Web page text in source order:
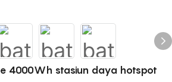
4000Wh stasiun daya hotspot